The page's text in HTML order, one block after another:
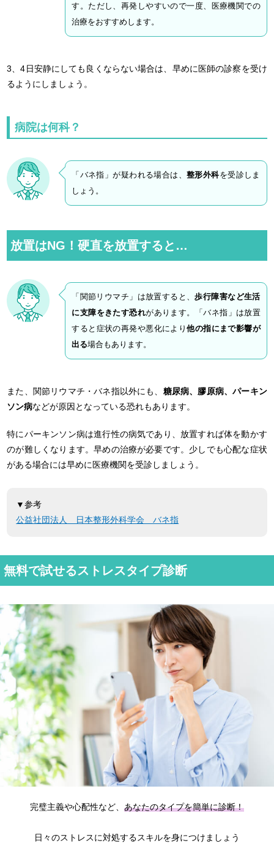
す。ただし、再発しやすいので一度、医療機関での
治療をおすすめします。
3、4日安静にしても良くならない場合は、早めに医師の診察を受け
るようにしましょう。
病院は何科？
「バネ指」が疑われる場合は、整形外科を受診しま
しょう。
放置はNG！硬直を放置すると…
「関節リウマチ」は放置すると、歩行障害など生活
に支障をきたす恐れがあります。「バネ指」は放置
すると症状の再発や悪化により他の指にまで影響が
出る場合もあります。
また、関節リウマチ・バネ指以外にも、 糖尿病、膠原病、パーキン
ソン病などが原因となっている恐れもあります。
特にパーキンソン病は進行性の病気であり、放置すれば体を動かす
のが難しくなります。早めの治療が必要です。少しでも心配な症状
がある場合には早めに医療機関を受診しましょう。
▼参考
公益社団法人 日本整形外科学会 バネ指
無料で試せるストレスタイプ診断
完璧主義や心配性など、 あなたのタイプを簡単に診断！
日々のストレスに対処するスキルを身につけましょう